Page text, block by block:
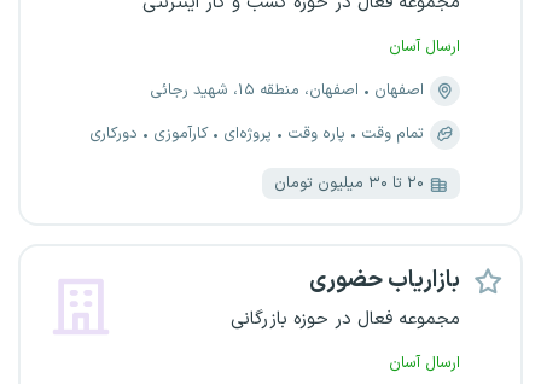
ارسال آسان
اصفهان
اصفهان، منطقه ۱۵، شهید رجائی
تمام وقت
پاره وقت پروژه‌ای کارآموزی دورکاری
۲۰ تا ۳۰ میلیون تومان
بازاریاب حضوری
مجموعه فعال در حوزه بازرگانی
ارسال آسان